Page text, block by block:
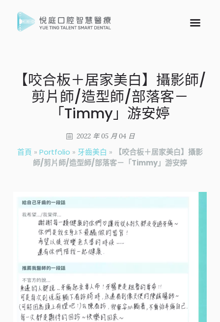
【咬合板＋居家美白】攝影師/
剪片師/造型師/部落客－
「Timmy」游安婷
2022 年 05 月 04 日
首頁 » Portfolio » 牙齒美白 »
【咬合板＋居家美白】攝影
師/剪片師/造型師/部落客－「Timmy」游安婷